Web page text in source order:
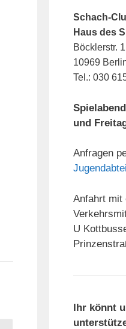
Schach-
Haus des
Böcklerstr. 1
10969
Tel.: 030
und
Anfragen
Anfahrt mit
U
Ihr könnt